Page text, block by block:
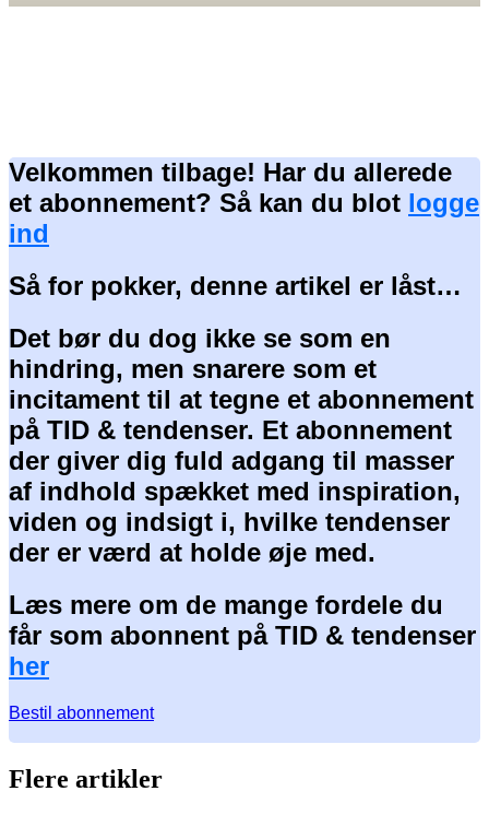
Velkommen tilbage! Har du allerede
et abonnement? Så kan du blot logge
ind
Så for pokker, denne artikel er låst…
Det bør du dog ikke se som en
hindring, men snarere som et
incitament til at tegne et abonnement
på TID & tendenser. Et abonnement
der giver dig fuld adgang til masser
af indhold spækket med inspiration,
viden og indsigt i, hvilke tendenser
der er værd at holde øje med.
Læs mere om de mange fordele du
får som abonnent på TID & tendenser
her
Bestil abonnement
Flere artikler